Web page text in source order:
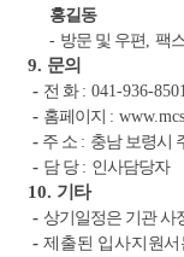
홍길동
- 방문 및 우편 팩
9. 문의
- 전 화 : 041-936-
- 홈페이지 :
- 주 소 : 충남 보령시
- 담 당 : 인사담당자
10. 기타
-상기일정은 기관 사
-제출된 입사지원서